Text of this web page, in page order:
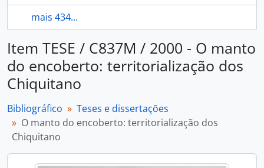
mais 434...
Item TESE / C837M / 2000 - O manto
do encoberto: territorialização dos
Chiquitano
Bibliográfico
Teses e dissertações
O manto do encoberto: territorialização dos
Chiquitano